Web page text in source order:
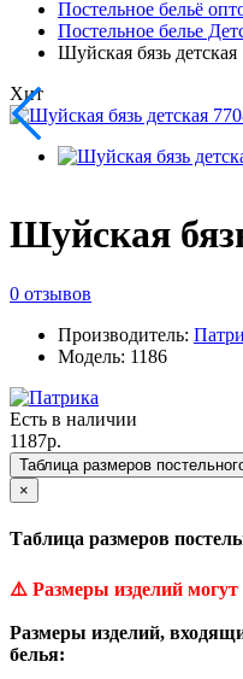
Постельное бельё
Постельное белье
Шуйская бязь детская
Хит
Шуйская
0 отзывов
Производитель:
Модель: 1186
Есть в наличии
1187р.
Таблица размеров
×
Таблица размеров
⚠️ Размеры изделий
Размеры изделий,
белья: